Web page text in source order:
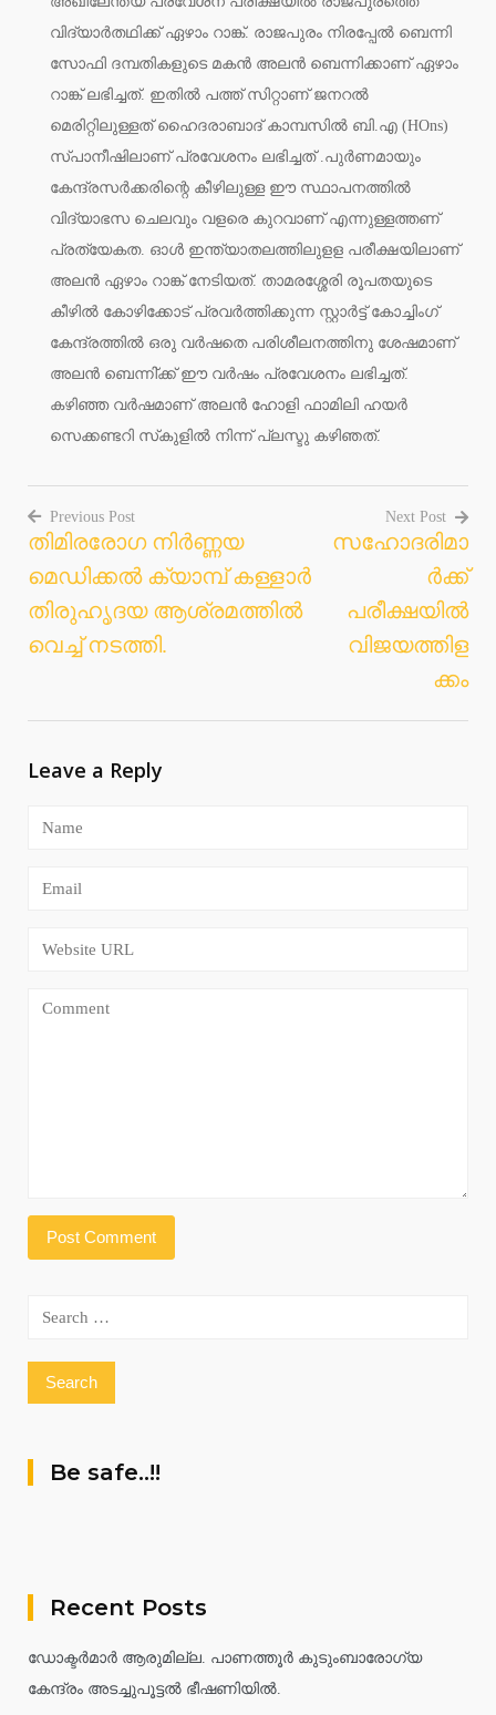
വിദ്യാര്‍തഥിക്ക് ഏഴാം റാങ്ക്. രാജപുരം നിരപ്പേല്‍ ബെന്നി
സോഫി ദമ്പതികളുടെ മകന്‍ അലന്‍ ബെന്നിക്കാണ് ഏഴാം
റാങ്ക് ലഭിച്ചത്. ഇതില്‍ പത്ത് സിറ്റാണ് ജനറല്‍
മെരിറ്റിലുള്ളത് ഹൈദരാബാദ് കാമ്പസില്‍ ബി.എ (HOns)
സ്പാനീഷിലാണ് പ്രവേശനം ലഭിച്ചത് .പുര്‍ണമായും
കേന്ദ്രസര്‍ക്കരിന്റെ കീഴിലുള്ള ഈ സ്ഥാപനത്തില്‍
വിദ്യാഭസ ചെലവും വളരെ കുറവാണ് എന്നുള്ളത്തണ്
പ്രത്യേകത. ഓള്‍ ഇന്ത്യാതലത്തിലുളള പരീക്ഷയിലാണ്
അലന്‍ ഏഴാം റാങ്ക് നേടിയത്. താമരശ്ശേരി രൂപതയുടെ
കീഴില്‍ കോഴിക്കോട് പ്രവര്‍ത്തിക്കുന്ന സ്റ്റാര്‍ട്ട് കോച്ചിംഗ്
കേന്ദ്രത്തില്‍ ഒരു വര്‍ഷതെ പരിശീലനത്തിനു ശേഷമാണ്
അലന്‍ ബെന്നി്ക്ക് ഈ വര്‍ഷം പ്രവേശനം ലഭിച്ചത്.
കഴിഞ്ഞ വര്‍ഷമാണ് അലന്‍ ഹോളി ഫാമിലി ഹയര്‍
സെക്കണ്ടറി സ്‌കുളില്‍ നിന്ന് പ്ലസ്ടു കഴിഞത്.
Post
navigation
Previous Post
തിമിരരോഗ നിര്‍ണ്ണയ
മെഡിക്കല്‍ ക്യാമ്പ് കള്ളാര്‍
തിരുഹൃദയ ആശ്രമത്തില്‍
വെച്ച് നടത്തി.
Next Post
സഹോദരിമാ
ര്‍ക്ക്
പരീക്ഷയില്‍
വിജയത്തിള
ക്കം
Leave a Reply
Search
Be safe..!!
Recent Posts
ഡോക്ടർമാർ ആരുമില്ല. പാണത്തൂർ കുടുംബാരോഗ്യ
കേന്ദ്രം അടച്ചുപൂട്ടൽ ഭീഷണിയിൽ.